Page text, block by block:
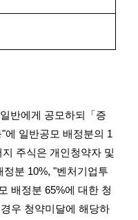
반에게 공모하되「증
"에 일반공모 배정분의 1
지 주식은 개인청약자 및
정분 10%, "벤처기업투
배정분 65%에 대한 청
우 청약미달에 해당하